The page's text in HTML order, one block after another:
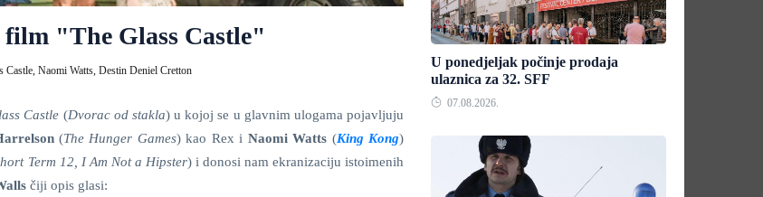
"The Glass Castle"
Castle, Naomi Watts, Destin Deniel Cretton
Castle (Dvorac od stakla) u kojoj se u glavnim ulogama pojavljuju
(The Hunger Games) kao Rex i Naomi Watts (King Kong)
Term 12, I Am Not a Hipster) i donosi nam ekranizaciju istoimenih
čiji opis glasi:
U ponedjeljak počinje prodaja
ulaznica za 32. SFF
07.08.2026.